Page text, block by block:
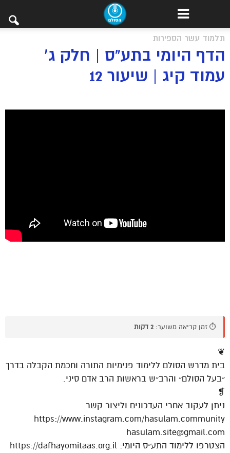
תלמוד עשר הספירות
הדף היומי בתע”ס | חלק ג’
עמוד קיג | שיעור 12
⏱️ זמן קריאה משוער: 2 דקות
❦
בית מדרש הסולם ללימוד פנימיות התורה וחכמת הקבלה בדרך
״בעל הסולם״ והרב״ש בראשות הרב אדם סיני.
❡
ניתן לעקוב אחרי העדכונים וליצור קשר
https://www.instagram.com/hasulam.community
hasulam.site@gmail.com
הצטרפו ללימוד התע״ס היומי: https://dafhayomitaas.org.il